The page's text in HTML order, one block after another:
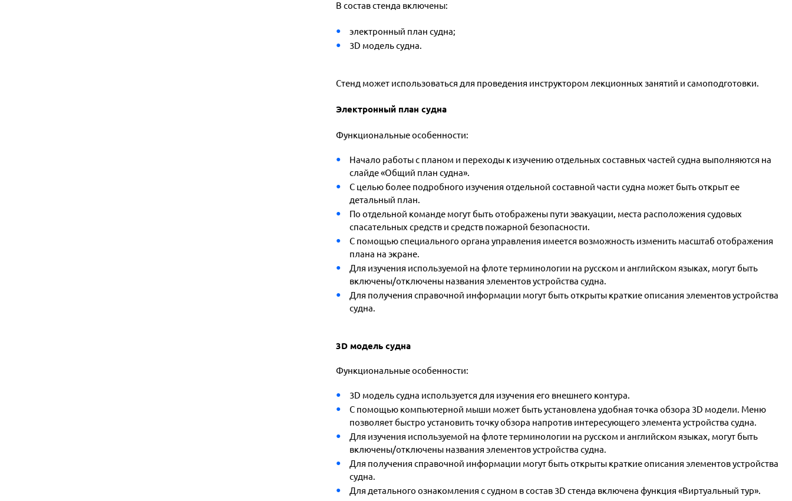
В состав стенда включены:
электронный план судна;
3D модель судна.
Стенд может использоваться для проведения инструктором лекционных занятий и самоподготовки.
Электронный план судна
Функциональные особенности:
Начало работы с планом и переходы к изучению отдельных составных частей судна выполняются на
слайде «Общий план судна».
С целью более подробного изучения отдельной составной части судна может быть открыт ее
детальный план.
По отдельной команде могут быть отображены пути эвакуации, места расположения судовых
спасательных средств и средств пожарной безопасности.
С помощью специального органа управления имеется возможность изменить масштаб отображения
плана на экране.
Для изучения используемой на флоте терминологии на русском и английском языках, могут быть
включены/отключены названия элементов устройства судна.
Для получения справочной информации могут быть открыты краткие описания элементов устройства
судна.
3D модель судна
Функциональные особенности:
3D модель судна используется для изучения его внешнего контура.
С помощью компьютерной мыши может быть установлена удобная точка обзора 3D модели. Меню
позволяет быстро установить точку обзора напротив интересующего элемента устройства судна.
Для изучения используемой на флоте терминологии на русском и английском языках, могут быть
включены/отключены названия элементов устройства судна.
Для получения справочной информации могут быть открыты краткие описания элементов устройства
судна.
Для детального ознакомления с судном в состав 3D стенда включена функция «Виртуальный тур».